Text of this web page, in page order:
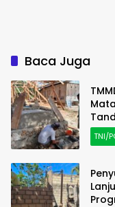
Baca Juga
TNI/